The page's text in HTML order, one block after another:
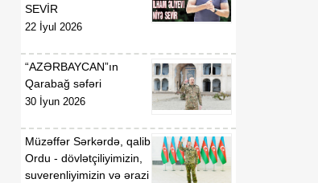
SEVİR
22 İyul 2026
“AZƏRBAYCAN”ın
Qarabağ səfəri
30 İyun 2026
Müzəffər Sərkərdə, qalib
Ordu - dövlətçiliyimizin,
suverenliyimizin və ərazi